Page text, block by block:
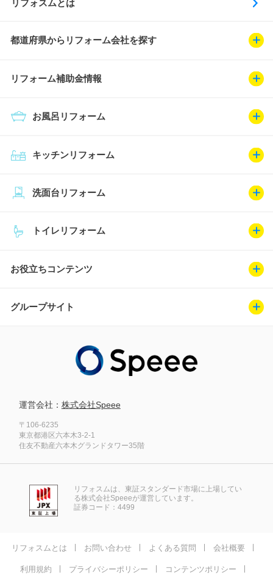
リフォスムとは
都道府県からリフォーム会社を探す
リフォーム補助金情報
キッチンリフォーム
お風呂リフォーム
トイレリフォーム
洗面台リフォーム
お役立ちコンテンツ
グループサイト
運営会社： 株式会社Speee
〒106-6235
東京都港区六本木3-2-1
住友不動産六本木グランドタワー35階
リフォスムは、東証スタンダード市場に上場してい
る株式会社Speeeが運営しています。
証券コード：4499
リフォスムとは お問い合わせ よくある質問 会社概要
利用規約 プライバシーポリシー コンテンツポリシー